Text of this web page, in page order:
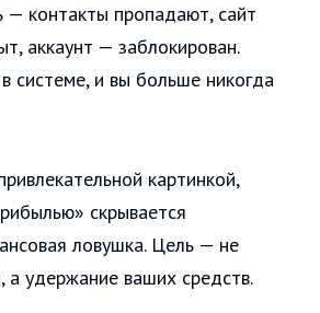
— контакты пропадают, сайт
аккаунт — заблокирован.
системе, и вы больше никогда
картинкой,
скрывается
ловушка. Цель — не
а удержание ваших средств.